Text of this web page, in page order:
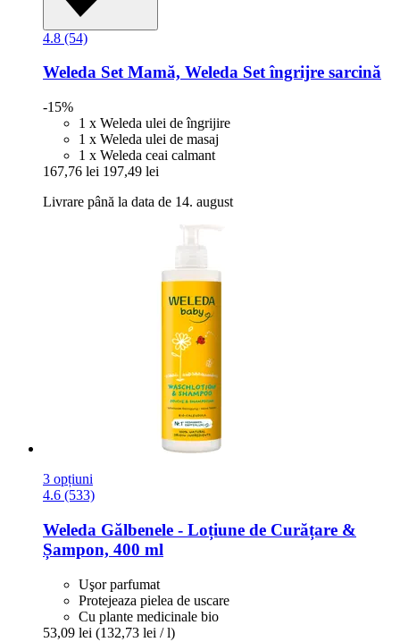
4.8 (54)
Weleda Set Mamă, Weleda Set îngrijre sarcină
-15%
1 x Weleda ulei de îngrijire
1 x Weleda ulei de masaj
1 x Weleda ceai calmant
167,76 lei 197,49 lei
Livrare până la data de 14. august
3 opțiuni
4.6 (533)
Weleda Gălbenele -​ Loțiune de Curățare &
Șampon, 400 ml
Uşor parfumat
Protejeaza pielea de uscare
Cu plante medicinale bio
53,09 lei (132,73 lei / l)